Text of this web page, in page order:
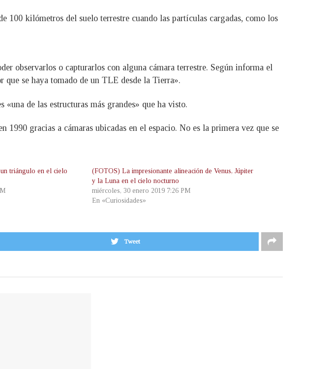
kilómetros del suelo terrestre cuando las partículas cargadas, como los
observarlos o capturarlos con alguna cámara terrestre. Según informa el
se haya tomado de un TLE desde la Tierra».
de las estructuras más grandes» que ha visto.
gracias a cámaras ubicadas en el espacio. No es la primera vez que se
triángulo en el cielo
(FOTOS) La impresionante alineación de Venus, Júpiter
y la Luna en el cielo nocturno
miércoles, 30 enero 2019 7:26 PM
En «Curiosidades»
Tweet